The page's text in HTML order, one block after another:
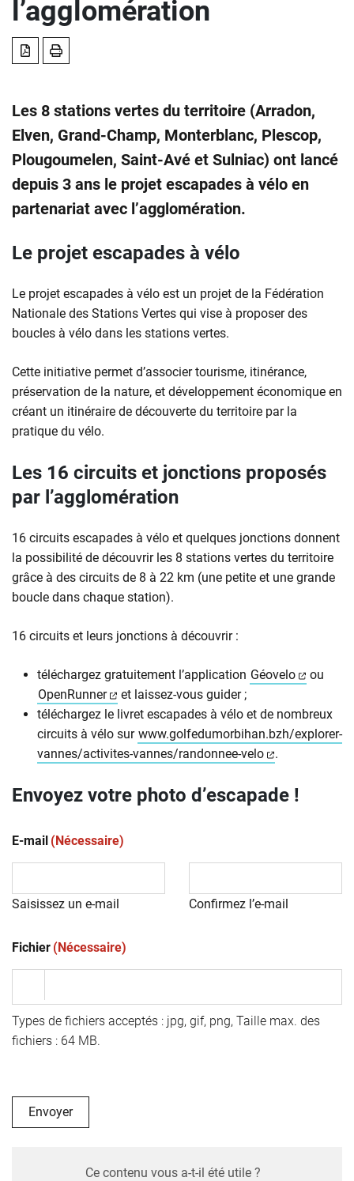
l’agglomération
TÉLÉCHARGER EN PDF
IMPRIMER LA PAGE
Les 8 stations vertes du territoire (Arradon,
Elven, Grand-Champ, Monterblanc, Plescop,
Plougoumelen, Saint-Avé et Sulniac) ont lancé
depuis 3 ans le projet escapades à vélo en
partenariat avec l’agglomération.
Le projet escapades à vélo
Le projet escapades à vélo est un projet de la Fédération
Nationale des Stations Vertes qui vise à proposer des
boucles à vélo dans les stations vertes.
Cette initiative permet d’associer tourisme, itinérance,
préservation de la nature, et développement économique en
créant un itinéraire de découverte du territoire par la
pratique du vélo.
Les 16 circuits et jonctions proposés
par l’agglomération
16 circuits escapades à vélo et quelques jonctions donnent
la possibilité de découvrir les 8 stations vertes du territoire
grâce à des circuits de 8 à 22 km (une petite et une grande
boucle dans chaque station).
16 circuits et leurs jonctions à découvrir :
téléchargez gratuitement l’application Géovelo
ou
OpenRunner
(ouverture dans un nouvel onglet)
et laissez-vous guider ;
téléchargez le livret escapades à vélo et de nombreux
circuits à vélo sur www.golfedumorbihan.bzh/explorer-
vannes/activites-vannes/randonnee-velo
(ouverture
.
Envoyez votre photo d’escapade !
E-mail (Nécessaire)
Saisissez un e-mail Confirmez l’e-mail
Fichier (Nécessaire)
Types de fichiers acceptés : jpg, gif, png, Taille max. des
fichiers : 64 MB.
Ce contenu vous a-t-il été utile ?